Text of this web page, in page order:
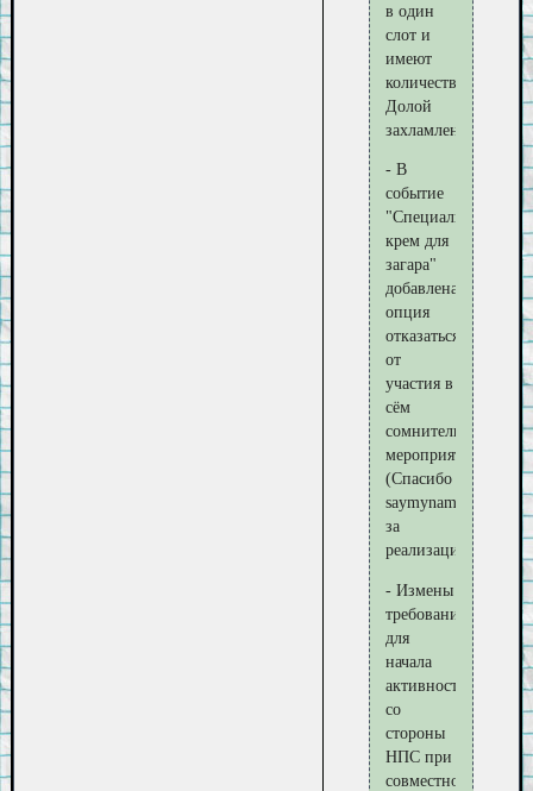
в один
слот и
имеют
количество.
Долой
захламление!
- В
событие
"Специальный
крем для
загара"
добавлена
опция
отказаться
от
участия в
сём
сомнительном
мероприятии
(Спасибо
saymyname5
за
реализацию)
- Измены
требования
для
начала
активности
со
стороны
НПС при
совместной